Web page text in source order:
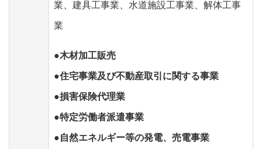
業、建具工事業、水道施設工事業、解体工事
業
●木材加工販売
●住宅事業及び不動産取引に関する事業
●損害保険代理業
●特定労働者派遣事業
●自然エネルギー等の発電、売電事業